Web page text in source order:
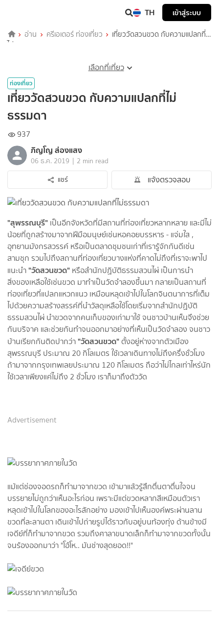
TH เข้าสู่ระบบ
อ่าน ครีเอเตอร์ ท่องเที่ยว
เที่ยววัดสวนขวด กับความแปลกที่
ไม่ธรรมดา
เลือกที่เที่ยว
ท่องเที่ยว
เที่ยววัดสวนขวด กับความแปลกที่ไม่
ธรรมดา
937
ภิญโญ ส่องแสง
06 ธ.ค. 2019 | 2 min read
แชร์
แจ้งตรวจสอบ
"สุพรรณบุรี" เป็นอีกจังหวัดที่มีสถานที่ท่องเที่ยวหลากหลาย และมีไม่
น้อยที่ถูกสร้างมาจากฝีมือมนุษย์เช่นหอคอยบรรหาร - แจ่มใส ,
อุทยานมังกรสวรรค์ หรือเป็นตลาดชุมชนเก่าที่เรารู้จักกันดีเช่น
สามชุก รวมไปถึงสถานที่ท่องเที่ยวบางแห่งที่คาดไม่ถึงที่เราจะพาไป
แนะนำ"วัดสวนขวด" หรือสำนักปฏิบัติธรรมสวนไผ่ เป็นการนำ
สิ่งของเหลือใช้เช่นขวด มาทำเป็นวัดจำลองขึ้นมา กลายเป็นสถานที่
ท่องเที่ยวที่แปลกแหวกแนว เหมือนหลุดเข้าไปในโลกจินตนาการที่เต็ม
ไปด้วยความสร้างสรรค์ที่นำวัสดุเหลือใช้โดยเริ่มจากสำนักปฏิบัติ
ธรรมสวนไผ่ นำขวดจากคนเก็บของเก่ามาใช้ จนชาวบ้านเห็นจึงช่วย
กันบริจาค และช่วยกันทำจนออกมาอย่างที่เห็นเป็นวัดจำลอง จนชาว
บ้านเรียกกันติดปากว่า"วัดสวนขวด"ตั้งอยู่ห่างจากตัวเมือง
สุพรรณบุรี ประมาณ 20 กิโลเมตร ใช้เวลาเดินทางไม่ถึงครึ่งชั่วโมง
ถ้ามาจากกรุงเทพเลยประมาณ 120 กิโลเมตร ถือว่าไม่ไกลเท่าไหร่นัก
ใช้เวลาเพียงแค่ไม่ถึง 2 ชั่วโมง เราก็มาถึงตัววัด
Advertisement
แม้แต่ช่องจอดรถก็ทำมาจากขวด เข้ามาแล้วรู้สึกตื่นตาตื่นใจจน
บรรยายไม่ถูกว่าเห็นอะไรก่อน เพราะมีแต่ขวดหลากสีเหมือนตัวเรา
หลุดเข้าไปในโลกของอะไรสักอย่าง มองเข้าไปเห็นองค์พระผ่านลาน
ขวดที่ละลานตา เดินเข้าไปถ่ายรูปได้ราวกับอยู่บนท้องทุ่ง ด้านข้างมี
เจดีย์ที่ก็ทำมาจากขวด รวมถึงศาลาขนาดเล็กก็ทำมาจากขวดทั้งนั้น
จนร้องออกมาว่า "โอ้โห.. มันช่างสุดยอด!!"